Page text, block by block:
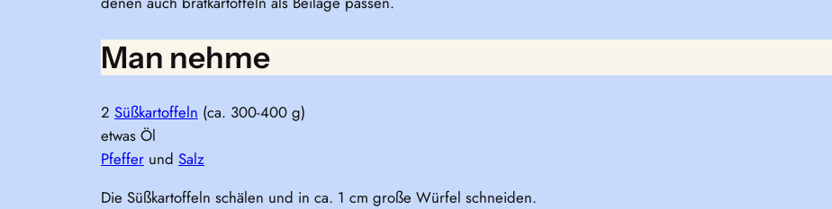
Man nehme
2 Süßkartoffeln (ca. 300-400 g)
etwas Öl
Pfeffer und Salz
Die Süßkartoffeln schälen und in ca. 1 cm große Würfel schneiden.